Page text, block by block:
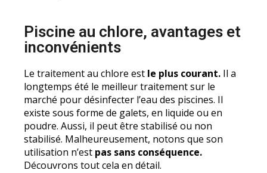
Piscine au chlore, avantages et
inconvénients
Le traitement au chlore est le plus courant. Il a
longtemps été le meilleur traitement sur le
marché pour désinfecter l’eau des piscines. Il
existe sous forme de galets, en liquide ou en
poudre. Aussi, il peut être stabilisé ou non
stabilisé. Malheureusement, notons que son
utilisation n’est pas sans conséquence.
Découvrons tout cela en détail.